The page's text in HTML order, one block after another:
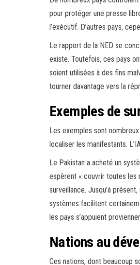
pour protéger une presse
l’exécutif. D’autres pays,
Le rapport de la NED se
existe. Toutefois, ces pays
soient utilisées à des fins
tourner davantage vers la
Exemples de
Les exemples sont
localiser les manifestants.
Le Pakistan a acheté un
espèrent « couvrir toutes les
surveillance. Jusqu’à
systèmes facilitent
les pays s’appuient
Nations au
Ces nations, dont beaucoup